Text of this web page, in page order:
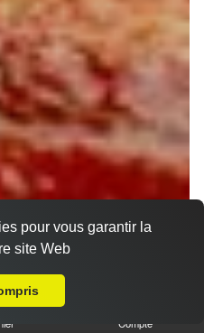
Compte
pour vous garantir la
site Web